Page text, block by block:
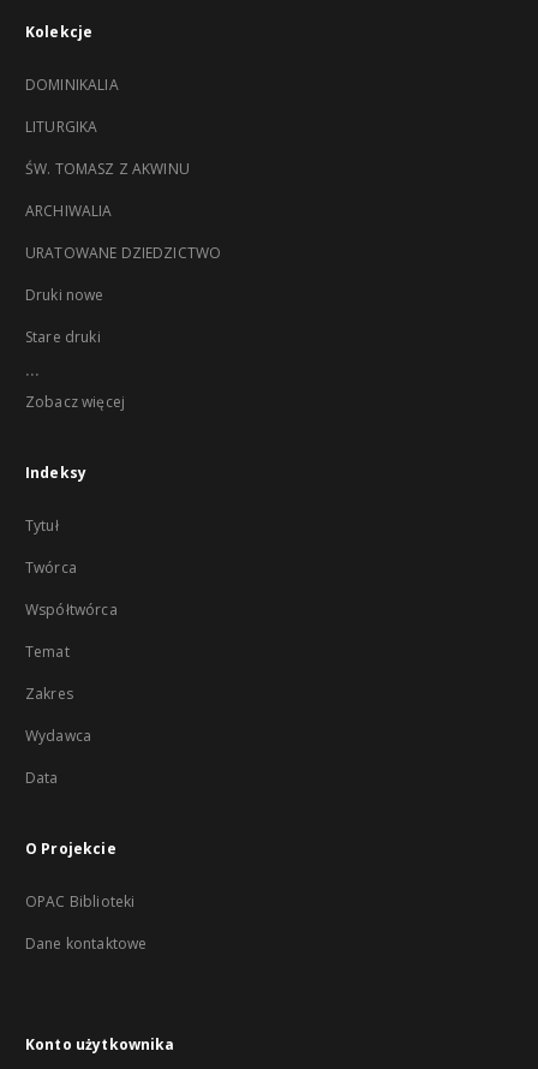
Kolekcje
DOMINIKALIA
LITURGIKA
ŚW. TOMASZ Z AKWINU
ARCHIWALIA
URATOWANE DZIEDZICTWO
Druki nowe
Stare druki
...
Zobacz więcej
Indeksy
Tytuł
Twórca
Współtwórca
Temat
Zakres
Wydawca
Data
O Projekcie
OPAC Biblioteki
Dane kontaktowe
Konto użytkownika